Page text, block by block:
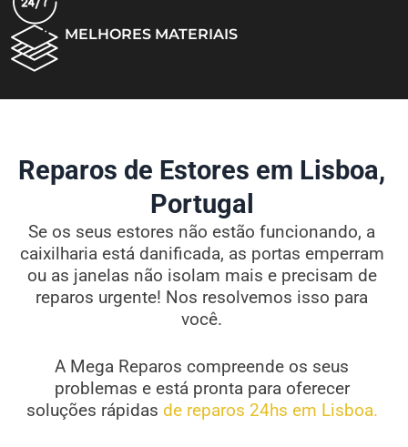
MELHORES MATERIAIS
Reparos de Estores em Lisboa,
Portugal
Se os seus estores não estão funcionando, a
caixilharia está danificada, as portas emperram
ou as janelas não isolam mais e precisam de
reparos urgente! Nos resolvemos isso para
você.
A Mega Reparos compreende os seus
problemas e está pronta para oferecer
soluções rápidas de reparos 24hs em Lisboa.